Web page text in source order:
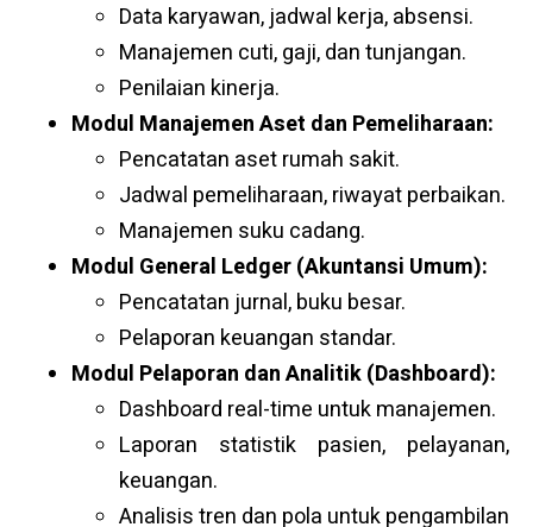
Data karyawan, jadwal kerja, absensi.
Manajemen cuti, gaji, dan tunjangan.
Penilaian kinerja.
Modul Manajemen Aset dan Pemeliharaan:
Pencatatan aset rumah sakit.
Jadwal pemeliharaan, riwayat perbaikan.
Manajemen suku cadang.
Modul General Ledger (Akuntansi Umum):
Pencatatan jurnal, buku besar.
Pelaporan keuangan standar.
Modul Pelaporan dan Analitik (Dashboard):
Dashboard real-time untuk manajemen.
Laporan statistik pasien, pelayanan,
keuangan.
Analisis tren dan pola untuk pengambilan